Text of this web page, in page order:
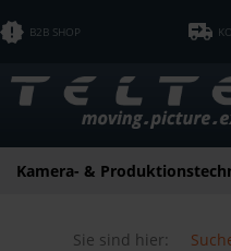
B2B SHOP
Kamera- &
Sie sind hier: